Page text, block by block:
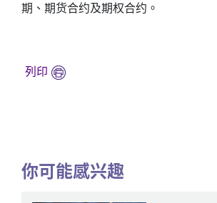
期、期货合约及期权合约。
列印
你可能感兴趣